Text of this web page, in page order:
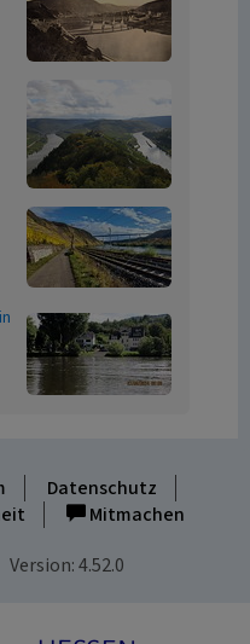
Datenschutz
Mitmachen
Version: 4.52.0